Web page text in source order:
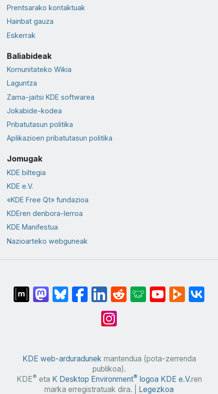
Prentsarako kontaktuak
Hainbat gauza
Eskerrak
Baliabideak
Komunitateko Wikia
Laguntza
Zama-jaitsi KDE softwarea
Jokabide-kodea
Pribatutasun politika
Aplikazioen pribatutasun politika
Jomugak
KDE biltegia
KDE e.V.
«KDE Free Qt» fundazioa
KDEren denbora-lerroa
KDE Manifestua
Nazioarteko webguneak
KDE web-arduradunek mantendua (pota-zerrenda
publikoa).
KDE® eta K Desktop Environment® logoa KDE e.V.ren
marka erregistratuak dira. |
Legezkoa